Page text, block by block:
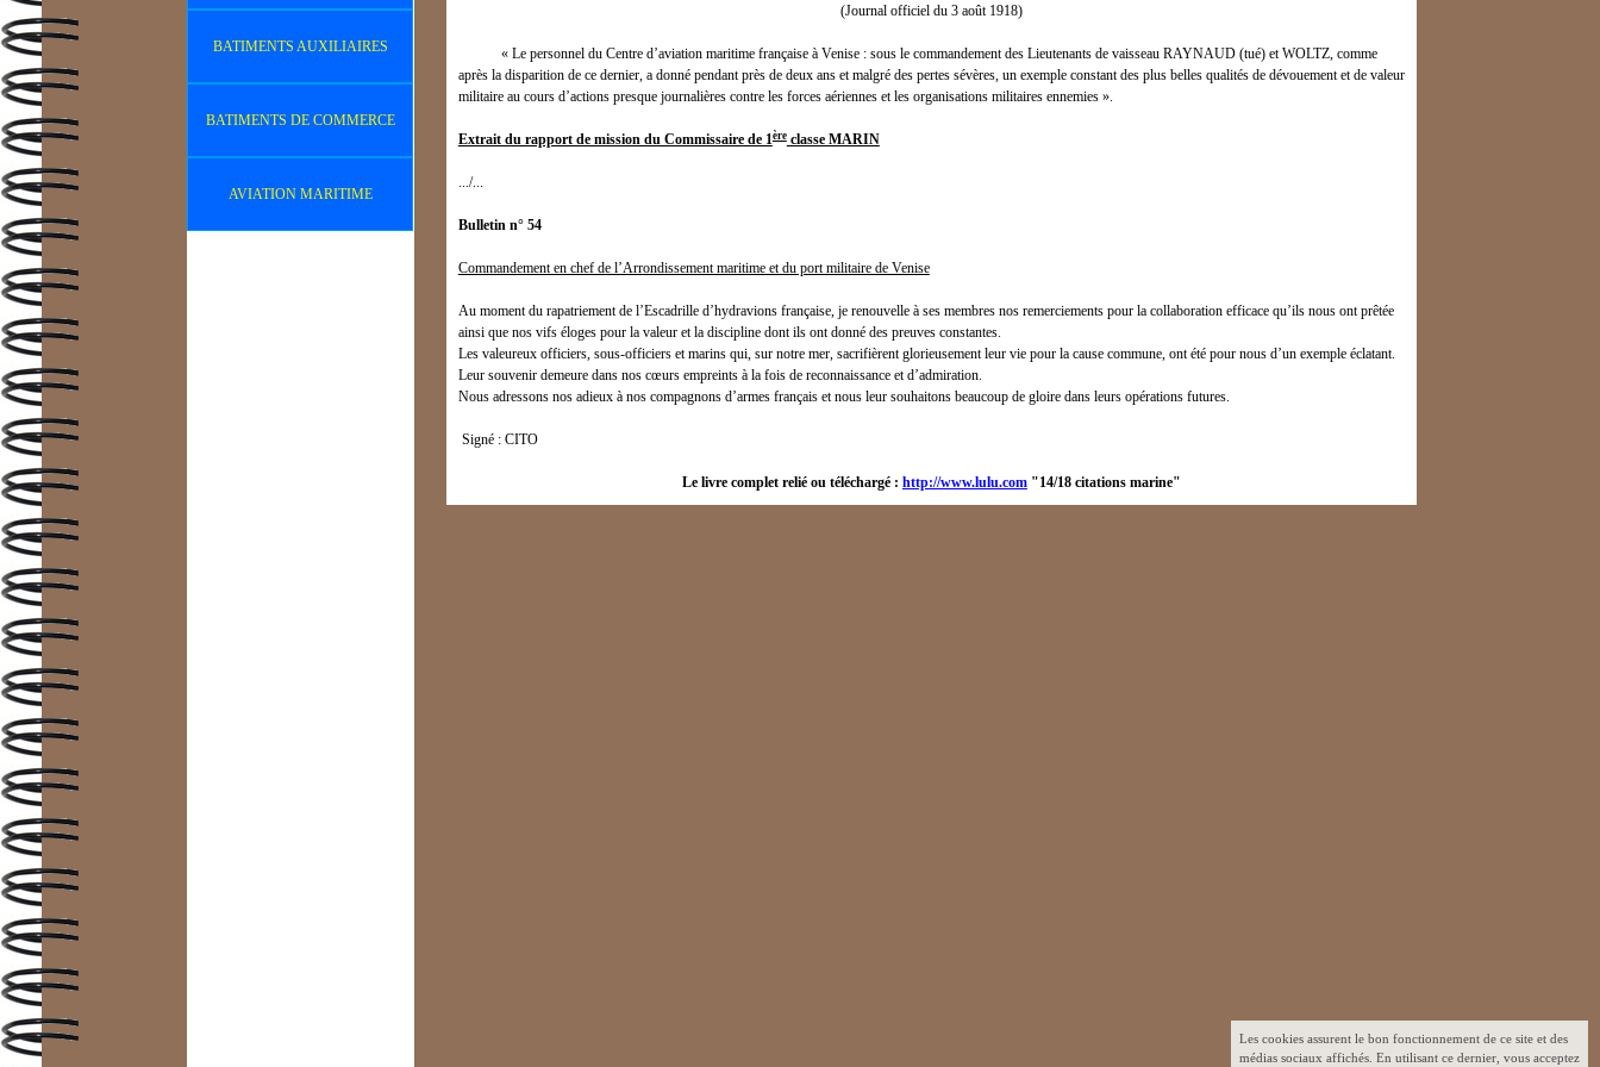
BATIMENTS AUXILIAIRES
BATIMENTS DE COMMERCE
AVIATION MARITIME
(Journal officiel du 3 août 1918)
« Le personnel du Centre d’aviation maritime française à Venise : sous le commandement des Lieutenants de vaisseau RAYNAUD (tué) et WOLTZ, comme
après la disparition de ce dernier, a donné pendant près de deux ans et malgré des pertes sévères, un exemple constant des plus belles qualités de dévouement et de valeur
militaire au cours d’actions presque journalières contre les forces aériennes et les organisations militaires ennemies ».
Extrait du rapport de mission du Commissaire de 1èreclasse MARIN
.../...
Bulletin n° 54
Commandement en chef de l’Arrondissement maritime et du port militaire de Venise
Au moment du rapatriement de l’Escadrille d’hydravions française, je renouvelle à ses membres nos remerciements pour la collaboration efficace qu’ils nous ont prêtée
ainsi que nos vifs éloges pour la valeur et la discipline dont ils ont donné des preuves constantes.
Les valeureux officiers, sous-officiers et marins qui, sur notre mer, sacrifièrent glorieusement leur vie pour la cause commune, ont été pour nous d’un exemple éclatant.
Leur souvenir demeure dans nos cœurs empreints à la fois de reconnaissance et d’admiration.
Nous adressons nos adieux à nos compagnons d’armes français et nous leur souhaitons beaucoup de gloire dans leurs opérations futures.
Signé : CITO
Le livre complet relié ou téléchargé : http://www.lulu.com"14/18 citations marine"
Les cookies assurent le bon fonctionnement de ce site et des
médias sociaux affichés. En utilisant ce dernier, vous acceptez